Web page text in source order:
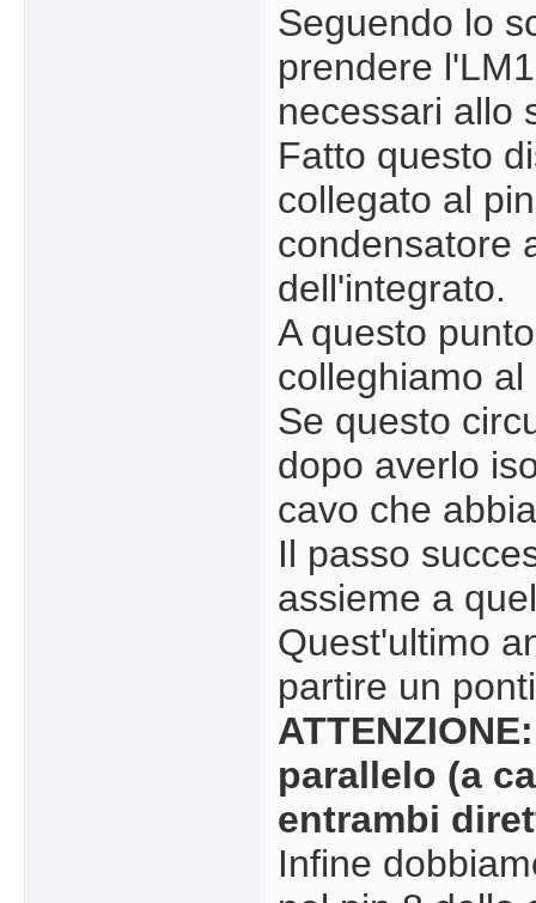
Seguendo lo
prendere
necessari allo
Fatto questo
collegato al
condensatore
dell'integrato.
A questo
colleghiamo
Se questo
dopo averlo
cavo che
Il passo
assieme a
Quest'ultimo
partire un
parallelo (a
entrambi
Infine